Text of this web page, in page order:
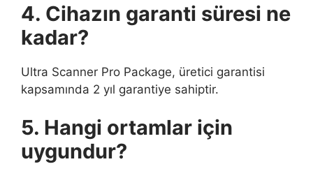
4. Cihazın garanti süresi ne
kadar?
Ultra Scanner Pro Package, üretici garantisi
kapsamında 2 yıl garantiye sahiptir.
5. Hangi ortamlar için
uygundur?